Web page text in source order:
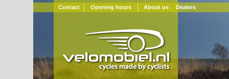
Contact Opening hours About us Dealers